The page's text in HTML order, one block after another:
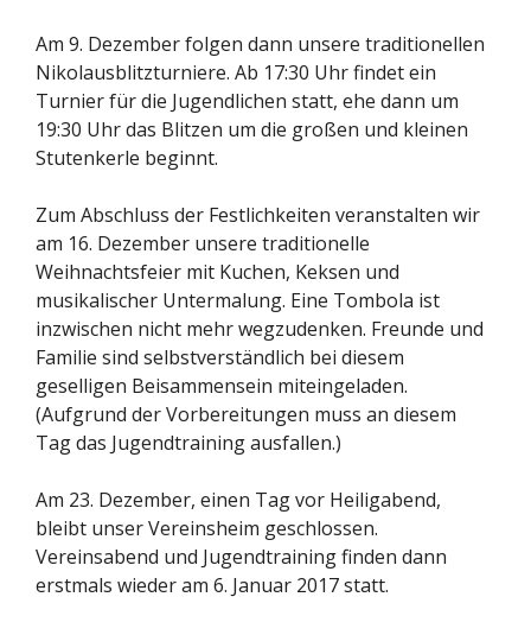
Am 9. Dezember folgen dann unsere traditionellen
Nikolausblitzturniere. Ab 17:30 Uhr findet ein
Turnier für die Jugendlichen statt, ehe dann um
19:30 Uhr das Blitzen um die großen und kleinen
Stutenkerle beginnt.
Zum Abschluss der Festlichkeiten veranstalten wir
am 16. Dezember unsere traditionelle
Weihnachtsfeier mit Kuchen, Keksen und
musikalischer Untermalung. Eine Tombola ist
inzwischen nicht mehr wegzudenken. Freunde und
Familie sind selbstverständlich bei diesem
geselligen Beisammensein miteingeladen.
(Aufgrund der Vorbereitungen muss an diesem
Tag das Jugendtraining ausfallen.)
Am 23. Dezember, einen Tag vor Heiligabend,
bleibt unser Vereinsheim geschlossen.
Vereinsabend und Jugendtraining finden dann
erstmals wieder am 6. Januar 2017 statt.